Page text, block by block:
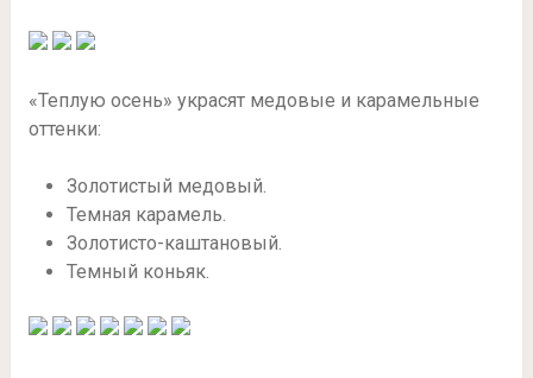
«Теплую осень» украсят медовые и карамельные
оттенки:
Золотистый медовый.
Темная карамель.
Золотисто-каштановый.
Темный коньяк.